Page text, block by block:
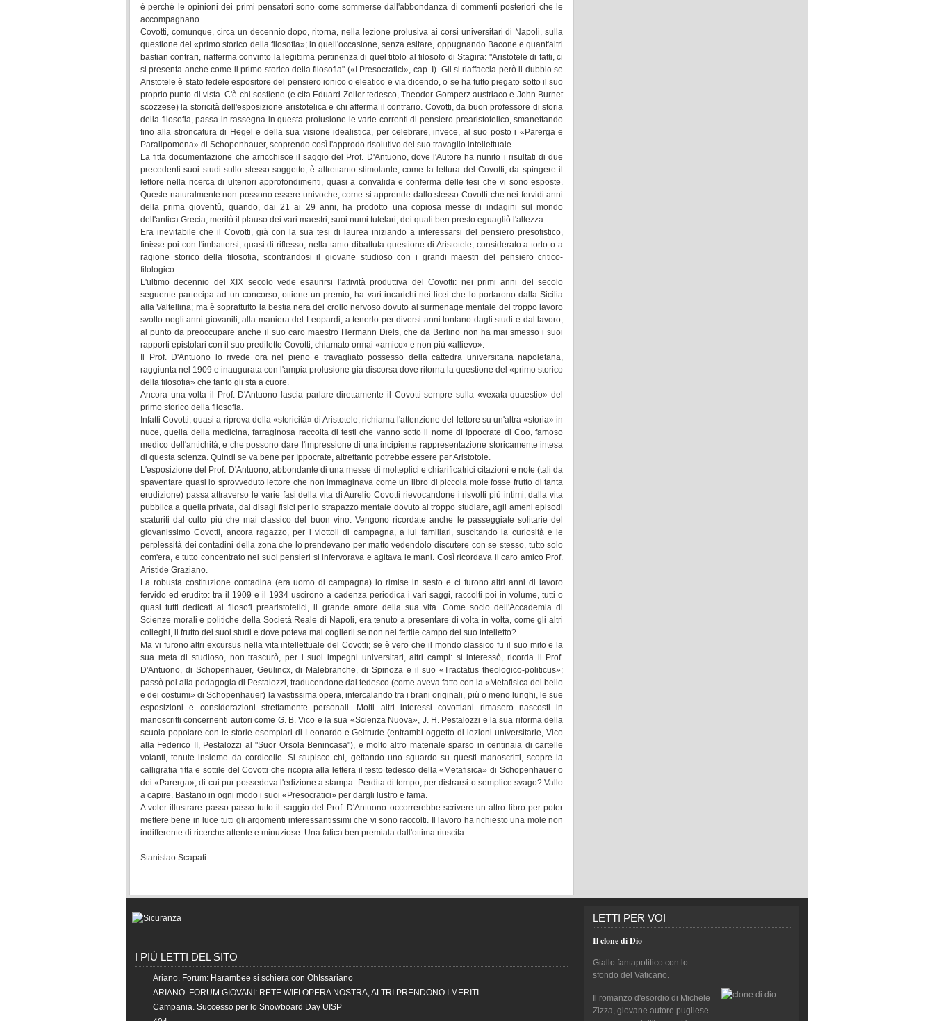
è perché le opinioni dei primi pensatori sono come sommerse dall'abbondanza di commenti posteriori che le
accompagnano.
Covotti, comunque, circa un decennio dopo, ritorna, nella lezione prolusiva ai corsi universitari di Napoli, sulla
questione del «primo storico della filosofia»; in quell'occasione, senza esitare, oppugnando Bacone e quant'altri
bastian contrari, riafferma convinto la legittima pertinenza di quel titolo al filosofo di Stagira: "Aristotele di fatti, ci
si presenta anche come il primo storico della filosofia" («I Presocratici», cap. I). Gli si riaffaccia però il dubbio se
Aristotele è stato fedele espositore del pensiero ionico o eleatico e via dicendo, o se ha tutto piegato sotto il suo
proprio punto di vista. C'è chi sostiene (e cita Eduard Zeller tedesco, Theodor Gomperz austriaco e John Burnet
scozzese) la storicità dell'esposizione aristotelica e chi afferma il contrario. Covotti, da buon professore di storia
della filosofia, passa in rassegna in questa prolusione le varie correnti di pensiero prearistotelico, smanettando
fino alla stroncatura di Hegel e della sua visione idealistica, per celebrare, invece, al suo posto i «Parerga e
Paralipomena» di Schopenhauer, scoprendo così l'approdo risolutivo del suo travaglio intellettuale.
La fitta documentazione che arricchisce il saggio del Prof. D'Antuono, dove l'Autore ha riunito i risultati di due
precedenti suoi studi sullo stesso soggetto, è altrettanto stimolante, come la lettura del Covotti, da spingere il
lettore nella ricerca di ulteriori approfondimenti, quasi a convalida e conferma delle tesi che vi sono esposte.
Queste naturalmente non possono essere univoche, come si apprende dallo stesso Covotti che nei fervidi anni
della prima gioventù, quando, dai 21 ai 29 anni, ha prodotto una copiosa messe di indagini sul mondo
dell'antica Grecia, meritò il plauso dei vari maestri, suoi numi tutelari, dei quali ben presto eguagliò l'altezza.
Era inevitabile che il Covotti, già con la sua tesi di laurea iniziando a interessarsi del pensiero presofistico,
finisse poi con l'imbattersi, quasi di riflesso, nella tanto dibattuta questione di Aristotele, considerato a torto o a
ragione storico della filosofia, scontrandosi il giovane studioso con i grandi maestri del pensiero critico-
filologico.
L'ultimo decennio del XIX secolo vede esaurirsi l'attività produttiva del Covotti: nei primi anni del secolo
seguente partecipa ad un concorso, ottiene un premio, ha vari incarichi nei licei che lo portarono dalla Sicilia
alla Valtellina; ma è soprattutto la bestia nera del crollo nervoso dovuto al surmenage mentale del troppo lavoro
svolto negli anni giovanili, alla maniera del Leopardi, a tenerlo per diversi anni lontano dagli studi e dal lavoro,
al punto da preoccupare anche il suo caro maestro Hermann Diels, che da Berlino non ha mai smesso i suoi
rapporti epistolari con il suo prediletto Covotti, chiamato ormai «amico» e non più «allievo».
Il Prof. D'Antuono lo rivede ora nel pieno e travagliato possesso della cattedra universitaria napoletana,
raggiunta nel 1909 e inaugurata con l'ampia prolusione già discorsa dove ritorna la questione del «primo storico
della filosofia» che tanto gli sta a cuore.
Ancora una volta il Prof. D'Antuono lascia parlare direttamente il Covotti sempre sulla «vexata quaestio» del
primo storico della filosofia.
Infatti Covotti, quasi a riprova della «storicità» di Aristotele, richiama l'attenzione del lettore su un'altra «storia» in
nuce, quella della medicina, farraginosa raccolta di testi che vanno sotto il nome di Ippocrate di Coo, famoso
medico dell'antichità, e che possono dare l'impressione di una incipiente rappresentazione storicamente intesa
di questa scienza. Quindi se va bene per Ippocrate, altrettanto potrebbe essere per Aristotole.
L'esposizione del Prof. D'Antuono, abbondante di una messe di molteplici e chiarificatrici citazioni e note (tali da
spaventare quasi lo sprovveduto lettore che non immaginava come un libro di piccola mole fosse frutto di tanta
erudizione) passa attraverso le varie fasi della vita di Aurelio Covotti rievocandone i risvolti più intimi, dalla vita
pubblica a quella privata, dai disagi fisici per lo strapazzo mentale dovuto al troppo studiare, agli ameni episodi
scaturiti dal culto più che mai classico del buon vino. Vengono ricordate anche le passeggiate solitarie del
giovanissimo Covotti, ancora ragazzo, per i viottoli di campagna, a lui familiari, suscitando la curiosità e le
perplessità dei contadini della zona che lo prendevano per matto vedendolo discutere con se stesso, tutto solo
com'era, e tutto concentrato nei suoi pensieri si infervorava e agitava le mani. Così ricordava il caro amico Prof.
Aristide Graziano.
La robusta costituzione contadina (era uomo di campagna) lo rimise in sesto e ci furono altri anni di lavoro
fervido ed erudito: tra il 1909 e il 1934 uscirono a cadenza periodica i vari saggi, raccolti poi in volume, tutti o
quasi tutti dedicati ai filosofi prearistotelici, il grande amore della sua vita. Come socio dell'Accademia di
Scienze morali e politiche della Società Reale di Napoli, era tenuto a presentare di volta in volta, come gli altri
colleghi, il frutto dei suoi studi e dove poteva mai coglierli se non nel fertile campo del suo intelletto?
Ma vi furono altri excursus nella vita intellettuale del Covotti; se è vero che il mondo classico fu il suo mito e la
sua meta di studioso, non trascurò, per i suoi impegni universitari, altri campi: si interessò, ricorda il Prof.
D'Antuono, di Schopenhauer, Geulincx, di Malebranche, di Spinoza e il suo «Tractatus theologico-politicus»;
passò poi alla pedagogia di Pestalozzi, traducendone dal tedesco (come aveva fatto con la «Metafisica del bello
e dei costumi» di Schopenhauer) la vastissima opera, intercalando tra i brani originali, più o meno lunghi, le sue
esposizioni e considerazioni strettamente personali. Molti altri interessi covottiani rimasero nascosti in
manoscritti concernenti autori come G. B. Vico e la sua «Scienza Nuova», J. H. Pestalozzi e la sua riforma della
scuola popolare con le storie esemplari di Leonardo e Geltrude (entrambi oggetto di lezioni universitarie, Vico
alla Federico II, Pestalozzi al "Suor Orsola Benincasa"), e molto altro materiale sparso in centinaia di cartelle
volanti, tenute insieme da cordicelle. Si stupisce chi, gettando uno sguardo su questi manoscritti, scopre la
calligrafia fitta e sottile del Covotti che ricopia alla lettera il testo tedesco della «Metafisica» di Schopenhauer o
dei «Parerga», di cui pur possedeva l'edizione a stampa. Perdita di tempo, per distrarsi o semplice svago? Vallo
a capire. Bastano in ogni modo i suoi «Presocratici» per dargli lustro e fama.
A voler illustrare passo passo tutto il saggio del Prof. D'Antuono occorrerebbe scrivere un altro libro per poter
mettere bene in luce tutti gli argomenti interessantissimi che vi sono raccolti. Il lavoro ha richiesto una mole non
indifferente di ricerche attente e minuziose. Una fatica ben premiata dall'ottima riuscita.
Stanislao Scapati
I PIÙ LETTI DEL SITO
Ariano. Forum: Harambee si schiera con OhIssariano
ARIANO. FORUM GIOVANI: RETE WIFI OPERA NOSTRA, ALTRI PRENDONO I MERITI
Campania. Successo per lo Snowboard Day UISP
LETTI PER VOI
Il clone di Dio
Giallo fantapolitico con lo
sfondo del Vaticano.
Il romanzo d'esordio di Michele
Zizza, giovane autore pugliese